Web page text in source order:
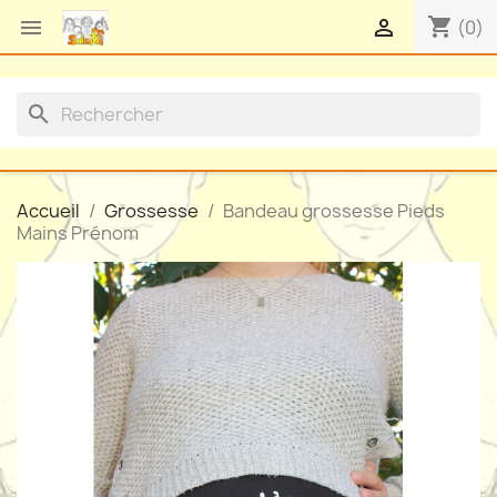
 shopping_cart (0)

search
Accueil Grossesse
Bandeau grossesse Pieds
Mains Prénom